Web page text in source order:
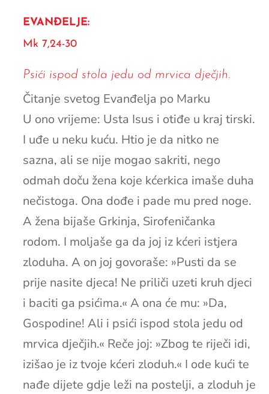
EVANĐELJE:
Mk 7,24-30
Psići ispod stola jedu od mrvica dječjih.
Čitanje svetog Evanđelja po Marku
U ono vrijeme: Usta Isus i otiđe u kraj tirski.
I uđe u neku kuću. Htio je da nitko ne
sazna, ali se nije mogao sakriti, nego
odmah doču žena koje kćerkica imaše duha
nečistoga. Ona dođe i pade mu pred noge.
A žena bijaše Grkinja, Sirofeničanka
rodom. I moljaše ga da joj iz kćeri istjera
zloduha. A on joj govoraše: »Pusti da se
prije nasite djeca! Ne priliči uzeti kruh djeci
i baciti ga psićima.« A ona će mu: »Da,
Gospodine! Ali i psići ispod stola jedu od
mrvica dječjih.« Reče joj: »Zbog te riječi idi,
izišao je iz tvoje kćeri zloduh.« I ode kući te
nađe dijete gdje leži na postelji, a zloduh je